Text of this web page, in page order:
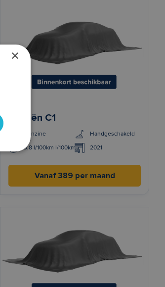
Citroën C1
Benzine Handgeschakeld
3,8 l/100km l/100km 2021
Vanaf 389 per maand
×